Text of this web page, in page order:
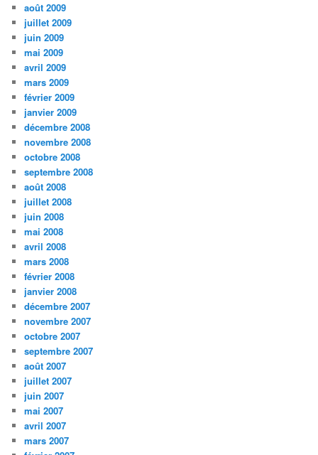
août 2009
juillet 2009
juin 2009
mai 2009
avril 2009
mars 2009
février 2009
janvier 2009
décembre 2008
novembre 2008
octobre 2008
septembre 2008
août 2008
juillet 2008
juin 2008
mai 2008
avril 2008
mars 2008
février 2008
janvier 2008
décembre 2007
novembre 2007
octobre 2007
septembre 2007
août 2007
juillet 2007
juin 2007
mai 2007
avril 2007
mars 2007